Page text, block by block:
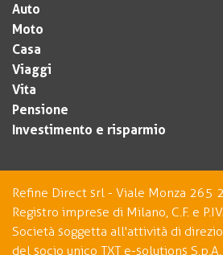
Auto
Moto
Casa
Viaggi
Vita
Pensione
Investimento e risparmio
Refine Direct srl - Viale Monza 265
Registro imprese di Milano, C.F. e
Società soggetta all'attività di
del socio unico TXT e-solutions